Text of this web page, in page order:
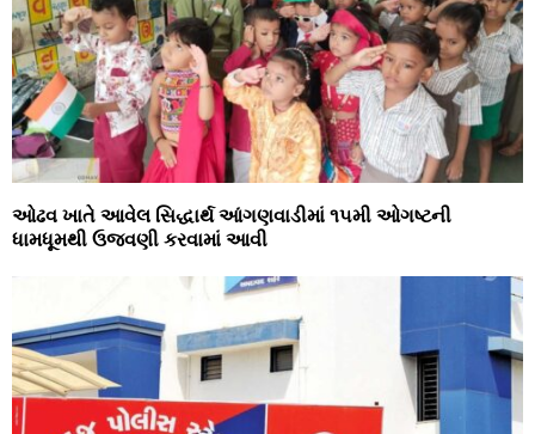
ઓઢવ ખાતે આવેલ સિદ્ધાર્થ આંગણવાડીમાં ૧૫મી ઓગષ્ટની
ધામધૂમથી ઉજવણી કરવામાં આવી